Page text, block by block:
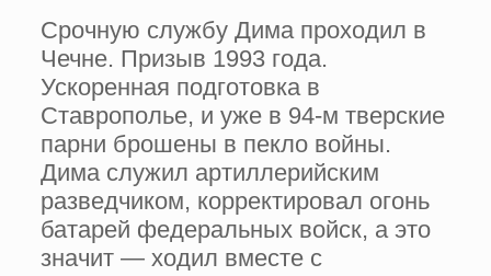
Срочную службу Дима проходил в
Чечне. Призыв 1993 года.
Ускоренная подготовка в
Ставрополье, и уже в 94-м тверские
парни брошены в пекло войны.
Дима служил артиллерийским
разведчиком, корректировал огонь
батарей федеральных войск, а это
значит — ходил вместе с